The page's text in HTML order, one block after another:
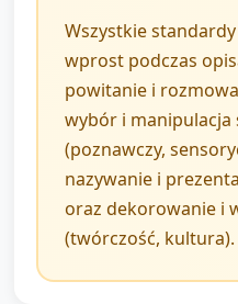
Wszystkie
wprost podczas
powitanie i
wybór i manipulacja
(poznawczy,
nazywanie i
oraz dekorowanie i
(twórczość, kultura).